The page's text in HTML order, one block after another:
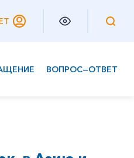
ВОПРОС—ОТВЕТ